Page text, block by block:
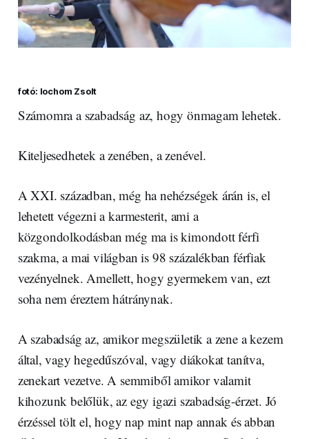
fotó: Iochom Zsolt
Számomra a szabadság az, hogy önmagam lehetek.
Kiteljesedhetek a zenében, a zenével.
A XXI. században, még ha nehézségek árán is, el
lehetett végezni a karmesterit, ami a
közgondolkodásban még ma is kimondott férfi
szakma, a mai világban is 98 százalékban férfiak
vezényelnek. Amellett, hogy gyermekem van, ezt
soha nem éreztem hátránynak.
A szabadság az, amikor megszületik a zene a kezem
által, vagy hegedűszóval, vagy diákokat tanítva,
zenekart vezetve. A semmiből amikor valamit
kihozunk belőlük, az egy igazi szabadság-érzet. Jó
érzéssel tölt el, hogy nap mint nap annak és abban